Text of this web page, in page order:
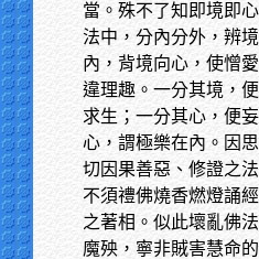
當。殊不了知即境即
法中，分內分外，辨
內，背境向心，使憎
違理趣。一分其境，
求生；一分其心，便
心，謂極樂在內。因
切因果善惡、修證之
不須禮佛燒香燃燈誦
之著相。似此壞亂佛
魔殃，寧非賊害慧命